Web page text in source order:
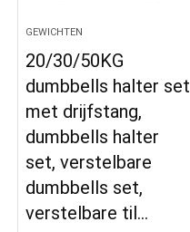
GEWICHTEN
20/30/50KG
dumbbells halter set
met drijfstang,
dumbbells halter
set, verstelbare
dumbbells set,
verstelbare til…